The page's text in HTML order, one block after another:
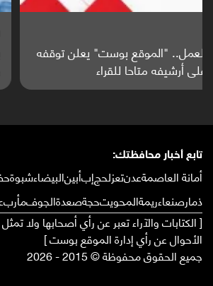
باحثون من اليمن يدخلون سباق أبحاث
واعدة منشورة عالميا (ترجمة)
تابع أخبار محافظتك:
أمانة العاصمةعدنتعزلحجإبأبينالبيضاءشبوة
ذمارصنعاءريمةالمحويتحجةصعدةالجوفمأرب
[ الكتابات والآراء تعبر عن رأي أصحابها ولا
الأحوال عن رأي إدارة الموقع بوست ]
جميع الحقوق محفوظة © 2015 - 2026